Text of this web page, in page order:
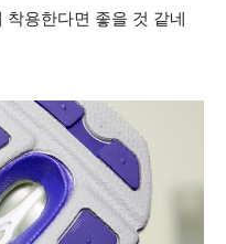
용한다면 좋을 것 같네